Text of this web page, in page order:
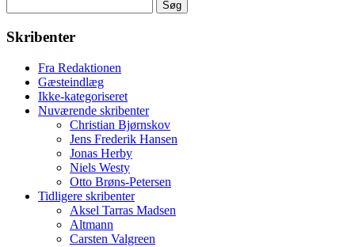
efter:
Skribenter
Fra Redaktionen
Gæsteindlæg
Ikke-kategoriseret
Nuværende skribenter
Christian Bjørnskov
Jens Frederik Hansen
Jonas Herby
Niels Westy
Otto Brøns-Petersen
Tidligere skribenter
Aksel Tarras Madsen
Altmann
Carsten Valgreen